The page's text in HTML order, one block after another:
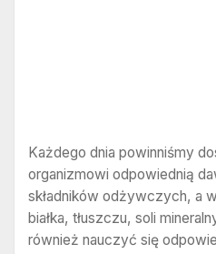
Każdego dnia powinniśmy
organizmowi odpowiednią
składników odżywczych, a
białka, tłuszczu, soli
również nauczyć się